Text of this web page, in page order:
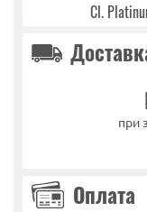
Cl.
при
Оплата